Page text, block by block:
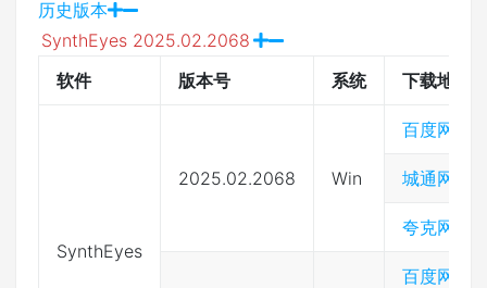
历史版本
SynthEyes 2025.02.2068
软件
版本号 系统 下载地址
SynthEyes
2025.02.2068 Win
百度网盘
城通网盘
夸克网盘
百度网盘